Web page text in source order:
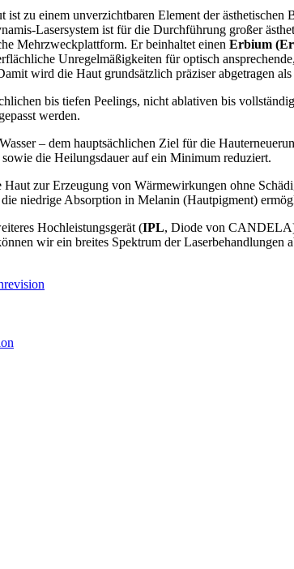
ist zu einem unverzichtbaren Element der
Lasersystem ist für die Durchführung großer
Mehrzweckplattform. Er beinhaltet einen Erbium
Unregelmäßigkeiten für optisch
wird die Haut grundsätzlich präziser abgetragen
bis tiefen Peelings, nicht ablativen bis
werden.
– dem hauptsächlichen Ziel für die
die Heilungsdauer auf ein Minimum reduziert.
zur Erzeugung von Wärmewirkungen ohne
niedrige Absorption in Melanin (Hautpigment)
Hochleistungsgerät (IPL, Diode von
wir ein breites Spektrum der Laserbehandlungen